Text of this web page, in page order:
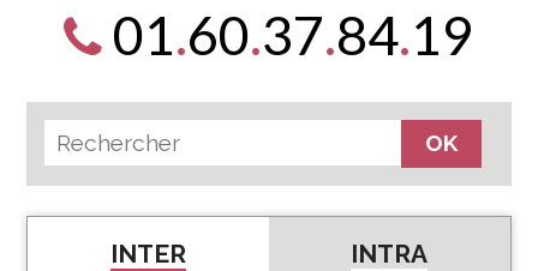
01.60.37.84.19
INTER INTRA